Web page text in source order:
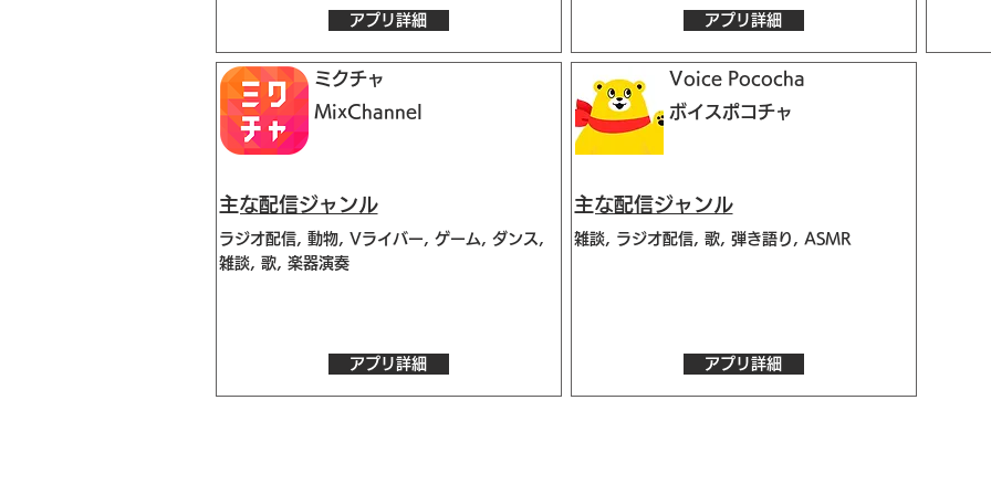
アプリ詳細
ミクチャ
MixChannel
​主な配信ジャンル
ラジオ配信, 動物, Vライバー, ゲーム, ダンス,
雑談, 歌, 楽器演奏
アプリ詳細
アプリ詳細
Voice Pococha
ボイスポコチャ
​主な配信ジャンル
雑談, ラジオ配信, 歌, 弾き語り, ASMR
アプリ詳細